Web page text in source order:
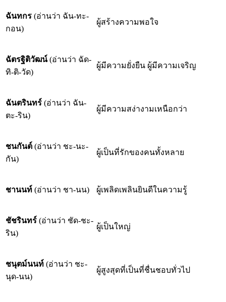
ฉันทกร (อ่านว่า ฉัน-ทะ-
กอน)
ผู้สร้างความพอใจ
ฉัตรฐิติวัฒน์(อ่านว่า ฉัด-
ทิ-ติ-วัด)
ผู้มีความยั่งยืน ผู้มีความเจริญ
ฉันตรินทร์ (อ่านว่า ฉัน-
ตะ-ริน)
ผู้มีความสง่างามเหนือกว่า
ชนกันต์ (อ่านว่า ชะ-นะ-
กัน)
ผู้เป็นที่รักของคนทั้งหลาย
ชานนท์ (อ่านว่า ชา-นน) ผู้เพลิดเพลินยินดีในความรู้
ชัชรินทร์ (อ่านว่า ชัด-ชะ-
ริน)
ผู้เป็นใหญ่
ชนุตม์นนท์ (อ่านว่า ชะ-
นุด-นน)
ผู้สูงสุดที่เป็นที่ชื่นชอบทั่วไป